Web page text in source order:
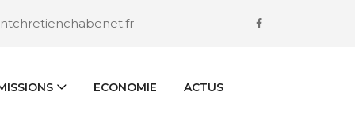
ECONOMIE ACTUS